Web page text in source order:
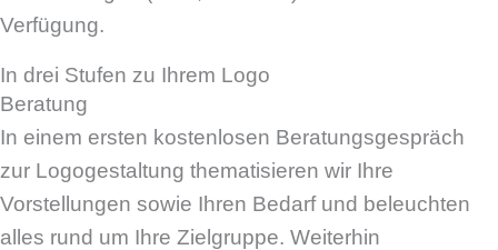
Verfügung.
In drei Stufen zu Ihrem Logo
Beratung
In einem ersten kostenlosen Beratungsgespräch
zur Logogestaltung thematisieren wir Ihre
Vorstellungen sowie Ihren Bedarf und beleuchten
alles rund um Ihre Zielgruppe. Weiterhin